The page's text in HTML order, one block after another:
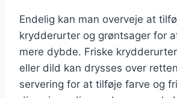
Endelig kan man overveje at
krydderurter og grøntsager for
mere dybde. Friske
eller dild kan drysses over
servering for at tilføje farve og